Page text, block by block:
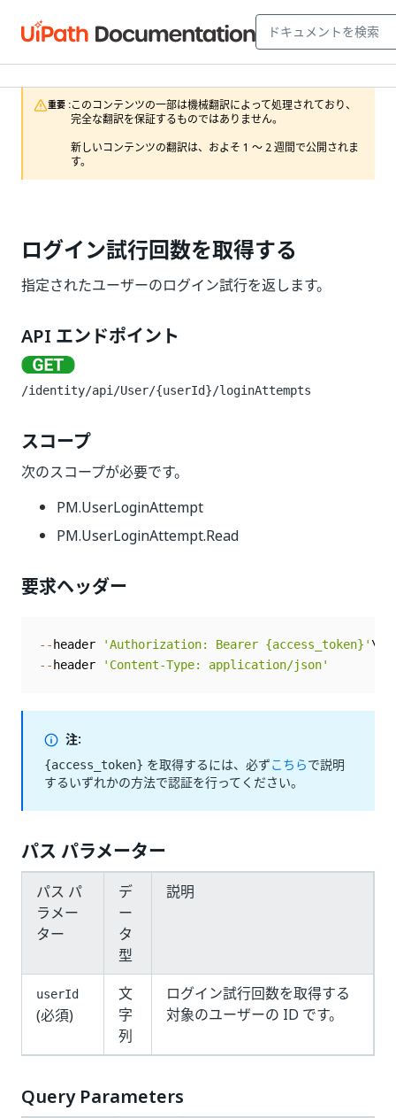
重要 :このコンテンツの一部は機械翻訳によって処理されており、
完全な翻訳を保証するものではありません。
新しいコンテンツの翻訳は、およそ 1 ～ 2 週間で公開されま
す。
ログイン試行回数を取得する
指定されたユーザーのログイン試行を返します。
API エンドポイント
/identity/api/User/{userId}/loginAttempts
スコープ
次のスコープが必要です。
PM.UserLoginAttempt
PM.UserLoginAttempt.Read
要求ヘッダー
-- header 'Authorization: Bearer {access_token}'
-- header 'Content-Type: application/json'
注:
{access_token} を取得するには、必ずこちらで説明
するいずれかの方法で認証を行ってください。
パス パラメーター
パス パ
ラメー
ター
デ
ー
タ
型
説明
userId
(必須)
文
字
列
ログイン試行回数を取得する
対象のユーザーの ID です。
Query Parameters